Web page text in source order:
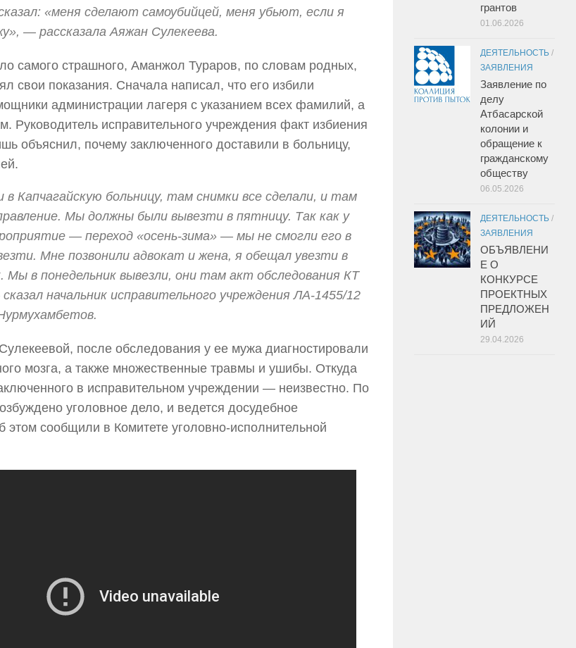
«меня сделают самоубийцей, меня убьют, если я
— рассказала Аяжан Сулекеева.
самого страшного, Аманжол Тураров, по словам родных,
свои показания. Сначала написал, что его избили
администрации лагеря с указанием всех фамилий, а
Руководитель исправительного учреждения факт избиения
объяснил, почему заключенного доставили в больницу,
в Капчагайскую больницу, там снимки все сделали, и там
Мы должны были вывезти в пятницу. Так как у
— переход «осень-зима» — мы не смогли его в
Мне позвонили адвокат и жена, я обещал увезти в
Мы в понедельник вывезли, они там акт обследования КТ
начальник исправительного учреждения ЛА-1455/12
после обследования у ее мужа диагностировали
мозга, а также множественные травмы и ушибы. Откуда
в исправительном учреждении — неизвестно. По
уголовное дело, и ведется досудебное
этом сообщили в Комитете уголовно-исполнительной
грантов
01.06.2026
ДЕЯТЕЛЬНОСТЬ /
ЗАЯВЛЕНИЯ
Заявление по
делу
Атбасарской
колонии и
обращение к
гражданскому
обществу
06.05.2026
ДЕЯТЕЛЬНОСТЬ /
ЗАЯВЛЕНИЯ
ОБЪЯВЛЕНИ
Е О
КОНКУРСЕ
ПРОЕКТНЫХ
ПРЕДЛОЖЕН
ИЙ
29.04.2026